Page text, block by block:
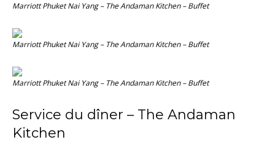
Marriott Phuket Nai Yang – The Andaman Kitchen – Buffet
Marriott Phuket Nai Yang – The Andaman Kitchen – Buffet
Marriott Phuket Nai Yang – The Andaman Kitchen – Buffet
Service du dîner – The Andaman
Kitchen